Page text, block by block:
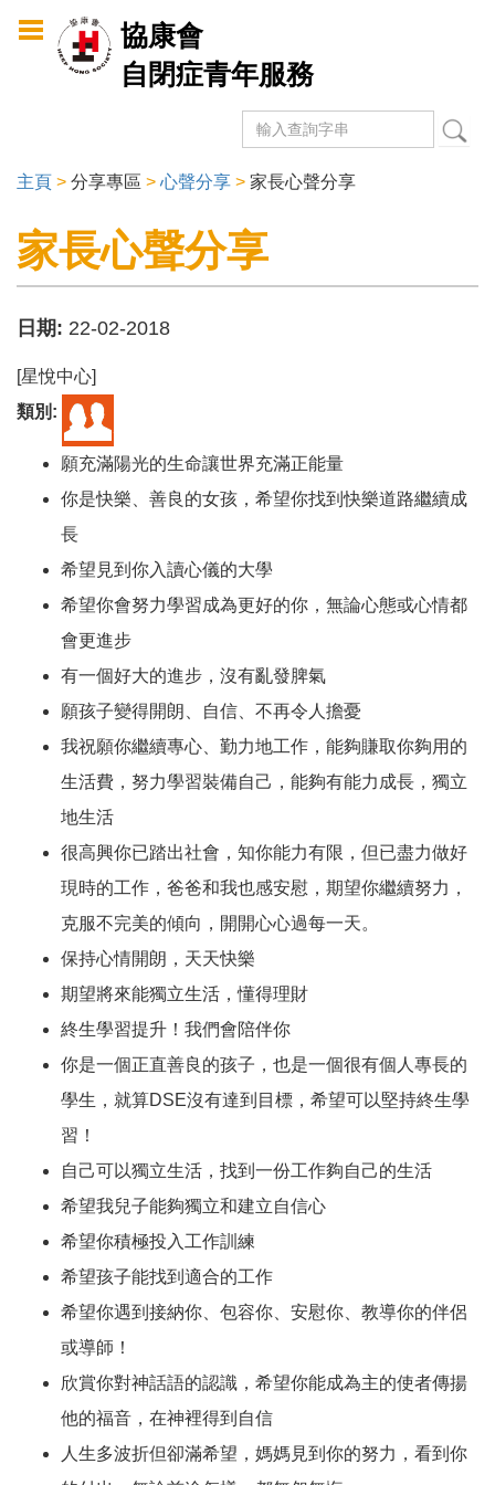
main
content
協康會
自閉症青年服務
Search form
搜尋
主頁 > 分享專區 > 心聲分享 > 家長心聲分享
家長心聲分享
日期: 22-02-2018
[星悅中心]
類別:
願充滿陽光的生命讓世界充滿正能量
你是快樂、善良的女孩，希望你找到快樂道路繼續成
長
希望見到你入讀心儀的大學
希望你會努力學習成為更好的你，無論心態或心情都
會更進步
有一個好大的進步，沒有亂發脾氣
願孩子變得開朗、自信、不再令人擔憂
我祝願你繼續專心、勤力地工作，能夠賺取你夠用的
生活費，努力學習裝備自己，能夠有能力成長，獨立
地生活
很高興你已踏出社會，知你能力有限，但已盡力做好
現時的工作，爸爸和我也感安慰，期望你繼續努力，
克服不完美的傾向，開開心心過每一天。
保持心情開朗，天天快樂
期望將來能獨立生活，懂得理財
終生學習提升！我們會陪伴你
你是一個正直善良的孩子，也是一個很有個人專長的
學生，就算DSE沒有達到目標，希望可以堅持終生學
習！
自己可以獨立生活，找到一份工作夠自己的生活
希望我兒子能夠獨立和建立自信心
希望你積極投入工作訓練
希望孩子能找到適合的工作
希望你遇到接納你、包容你、安慰你、教導你的伴侶
或導師！
欣賞你對神話語的認識，希望你能成為主的使者傳揚
他的福音，在神裡得到自信
人生多波折但卻滿希望，媽媽見到你的努力，看到你